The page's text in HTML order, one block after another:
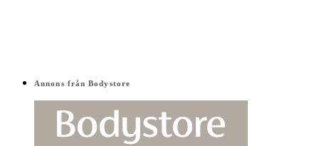
Annons från Bodystore